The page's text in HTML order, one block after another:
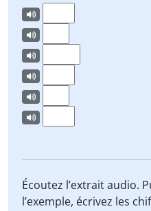
Écoutez l’extrait audio.
l’exemple, écrivez les